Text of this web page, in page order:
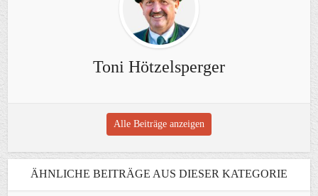
Toni Hötzelsperger
Alle Beiträge anzeigen
ÄHNLICHE BEITRÄGE AUS DIESER KATEGORIE